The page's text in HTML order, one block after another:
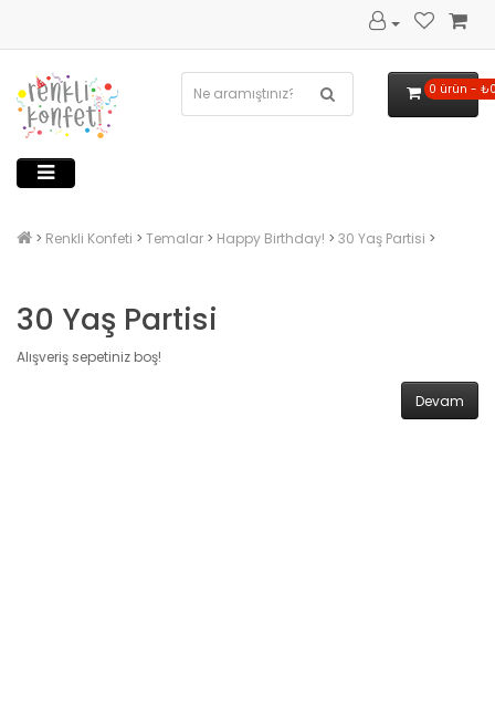
0 ürün -
Renkli Konfeti Temalar Happy Birthday! 30 Yaş Partisi
30 Yaş Partisi
Alışveriş sepetiniz boş!
Devam